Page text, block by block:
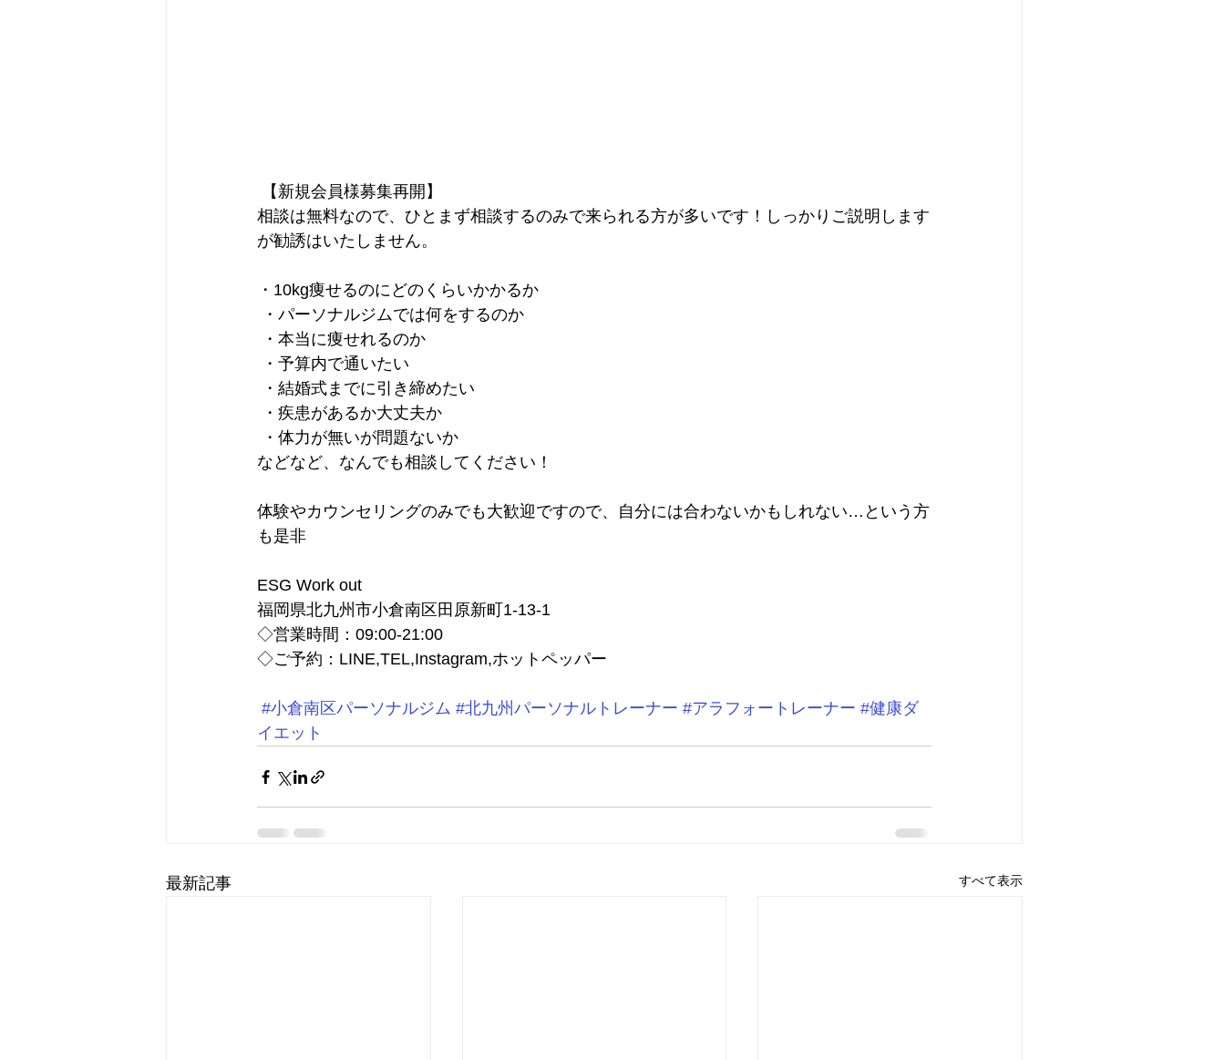
【新規会員様募集再開】
相談は無料なので、ひとまず相談するのみで来られる方が多いです！しっかりご説明します
が勧誘はいたしません。
・10kg痩せるのにどのくらいかかるか
・パーソナルジムでは何をするのか
・本当に痩せれるのか
・予算内で通いたい
・結婚式までに引き締めたい
・疾患があるか大丈夫か
・体力が無いが問題ないか
などなど、なんでも相談してください！
体験やカウンセリングのみでも大歓迎ですので、自分には合わないかもしれない…という方
も是非
ESG Work out
福岡県北九州市小倉南区田原新町1-13-1
◇営業時間：09:00-21:00
◇ご予約：LINE,TEL,Instagram,ホットペッパー
#小倉南区パーソナルジム #北九州パーソナルトレーナー #アラフォートレーナー #健康ダ
イエット
最新記事 すべて表示